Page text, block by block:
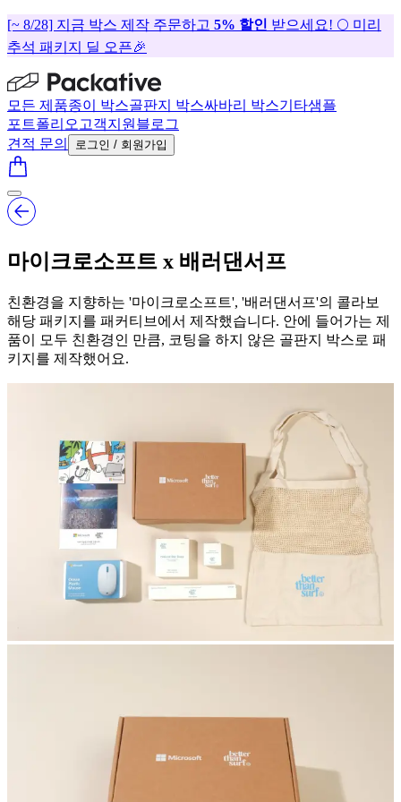
[~ 8/28] 지금 박스 제작 주문하고 5% 할인 받으세요! 🌕 미리
추석 패키지 딜 오픈🎉
모든 제품종이 박스골판지 박스싸바리 박스기타샘플
포트폴리오 고객지원 블로그
견적 문의
로그인 / 회원가입
마이크로소프트 x 배러댄서프
친환경을 지향하는 '마이크로소프트', '배러댄서프'의 콜라보
해당 패키지를 패커티브에서 제작했습니다. 안에 들어가는 제
품이 모두 친환경인 만큼, 코팅을 하지 않은 골판지 박스로 패
키지를 제작했어요.